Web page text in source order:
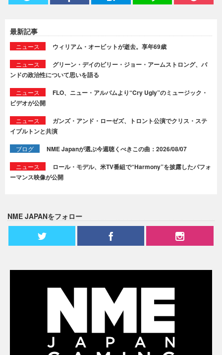
最新記事
ニュース ウィリアム・オービットが逝去。享年69歳
ニュース
グリーン・デイのビリー・ジョー・アームストロング、バ
ンドの政治性について思いを語る
ニュース
FLO、ニュー・アルバムより“Cry Ugly”のミュージック・
ビデオが公開
ニュース
ガンズ・アンド・ローゼズ、トロント公演でクリス・ステ
イプルトンと共演
ブログ NME Japanが選ぶ今週聴くべきこの曲：2026/08/07
ニュース
ロール・モデル、米TV番組で“Harmony”を披露したパフォ
ーマンス映像が公開
NME JAPANをフォロー